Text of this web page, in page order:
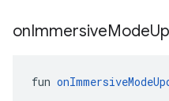
onImmersiveMode
fun